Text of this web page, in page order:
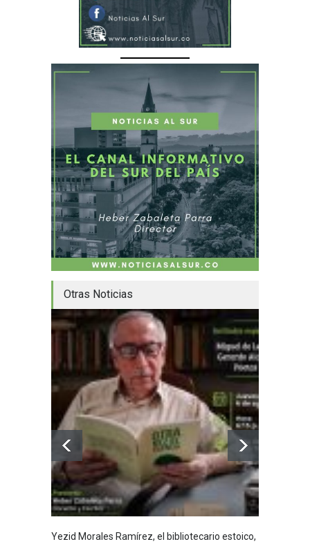
Otras Noticias
Yezid Morales Ramírez, el bibliotecario estoico,